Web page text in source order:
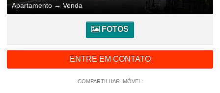
Apartamento → Venda
FOTOS
ENTRE EM CONTATO
COMPARTILHAR IMÓVEL: